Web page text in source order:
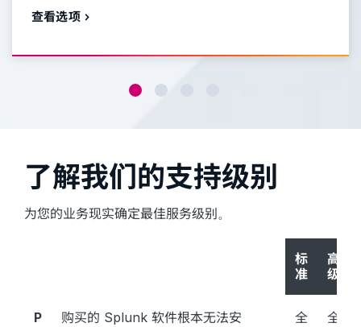
查看选项
了解我们的支持级别
为您的业务现实确定最佳服务级别。
标
准
高
级
P
购买的 Splunk 软件根本无法安
全
全